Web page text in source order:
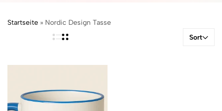
Startseite » Nordic Design Tasse
Sort